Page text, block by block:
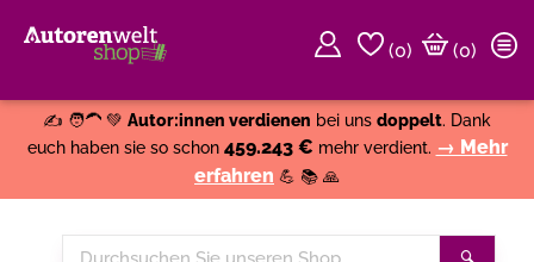
(0)
(0)
✍️ 🧑‍🦱 💚 Autor:innen verdienen bei uns doppelt. Dank
euch haben sie so schon 459.243 € mehr verdient. → Mehr
erfahren 💪 📚 🙏
Durchsuchen